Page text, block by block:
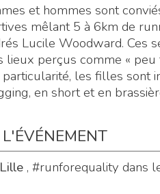
et hommes sont
mêlant 5 à 6km de
Lucile Woodward. Ces
lieux perçus comme «
les filles sont
en short et en
, #runforequality dans